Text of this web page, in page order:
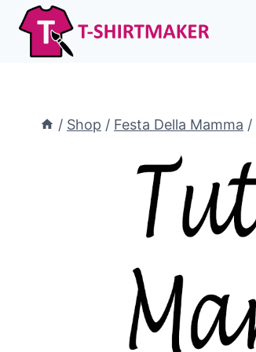
Salta
contenuto
/ Shop / Festa Della Mamma /